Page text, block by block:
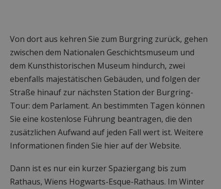
Von dort aus kehren Sie zum Burgring zurück, gehen
zwischen dem Nationalen Geschichtsmuseum und
dem Kunsthistorischen Museum hindurch, zwei
ebenfalls majestätischen Gebäuden, und folgen der
Straße hinauf zur nächsten Station der Burgring-
Tour: dem Parlament. An bestimmten Tagen können
Sie eine kostenlose Führung beantragen, die den
zusätzlichen Aufwand auf jeden Fall wert ist. Weitere
Informationen finden Sie hier auf der Website.
Dann ist es nur ein kurzer Spaziergang bis zum
Rathaus, Wiens Hogwarts-Esque-Rathaus. Im Winter